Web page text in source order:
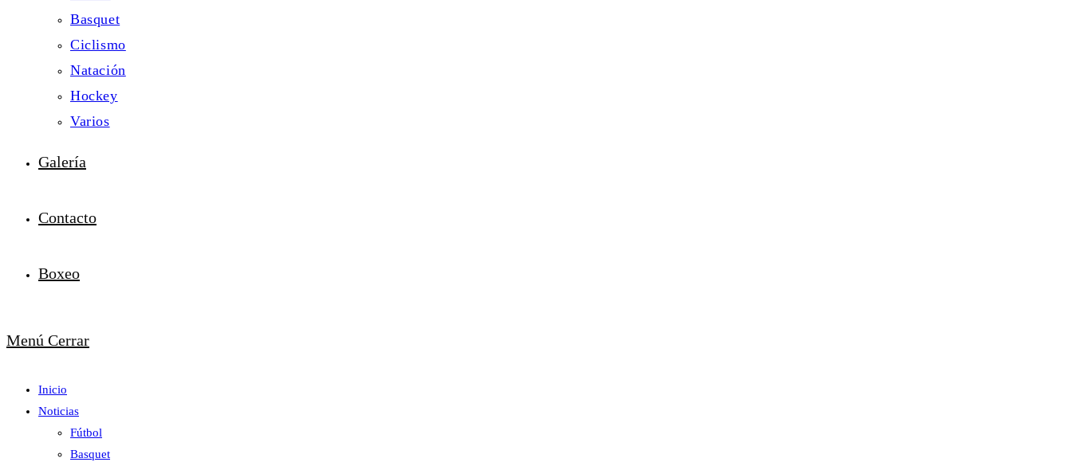
Basquet
Ciclismo
Natación
Hockey
Varios
Galería
Contacto
Boxeo
Menú Cerrar
Inicio
Noticias
Fútbol
Basquet